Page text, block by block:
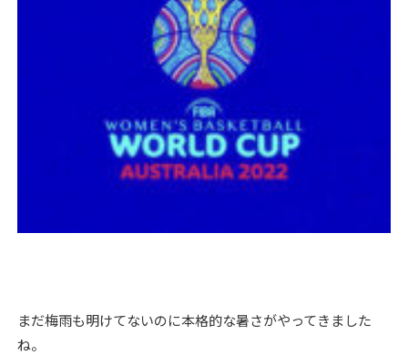
まだ梅雨も明けてないのに本格的な暑さがやってきました
ね。